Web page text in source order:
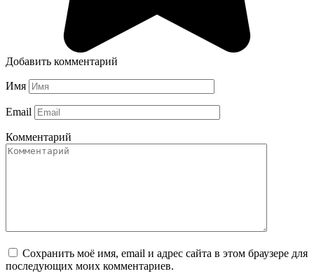
Добавить комментарий
Имя
Email
Комментарий
Сохранить моё имя, email и адрес сайта в этом браузере для
последующих моих комментариев.